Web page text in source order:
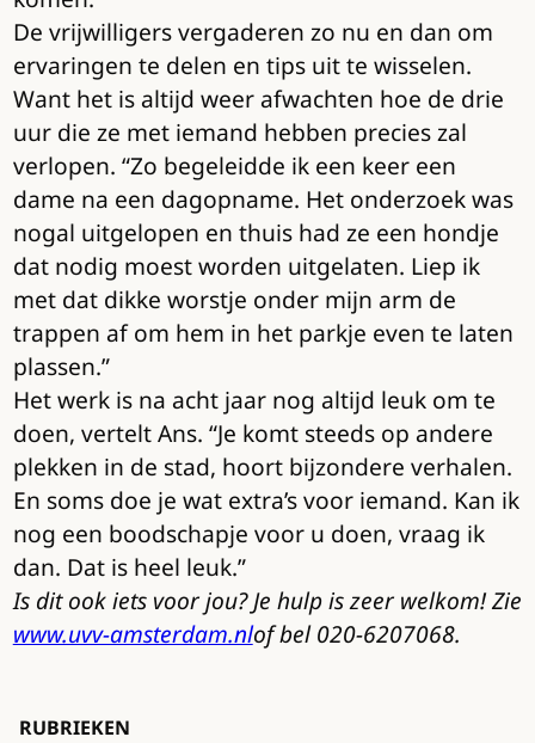
De vrijwilligers vergaderen zo nu en dan om
ervaringen te delen en tips uit te wisselen.
Want het is altijd weer afwachten hoe de drie
uur die ze met iemand hebben precies zal
verlopen. “Zo begeleidde ik een keer een
dame na een dagopname. Het onderzoek was
nogal uitgelopen en thuis had ze een hondje
dat nodig moest worden uitgelaten. Liep ik
met dat dikke worstje onder mijn arm de
trappen af om hem in het parkje even te laten
plassen.”
Het werk is na acht jaar nog altijd leuk om te
doen, vertelt Ans. “Je komt steeds op andere
plekken in de stad, hoort bijzondere verhalen.
En soms doe je wat extra’s voor iemand. Kan ik
nog een boodschapje voor u doen, vraag ik
dan. Dat is heel leuk.”
Is dit ook iets voor jou? Je hulp is zeer welkom! Zie
www.uvv-amsterdam.nlof bel 020-6207068.
RUBRIEKEN